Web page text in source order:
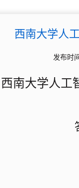
西南大学人
发布时
西南大学人工